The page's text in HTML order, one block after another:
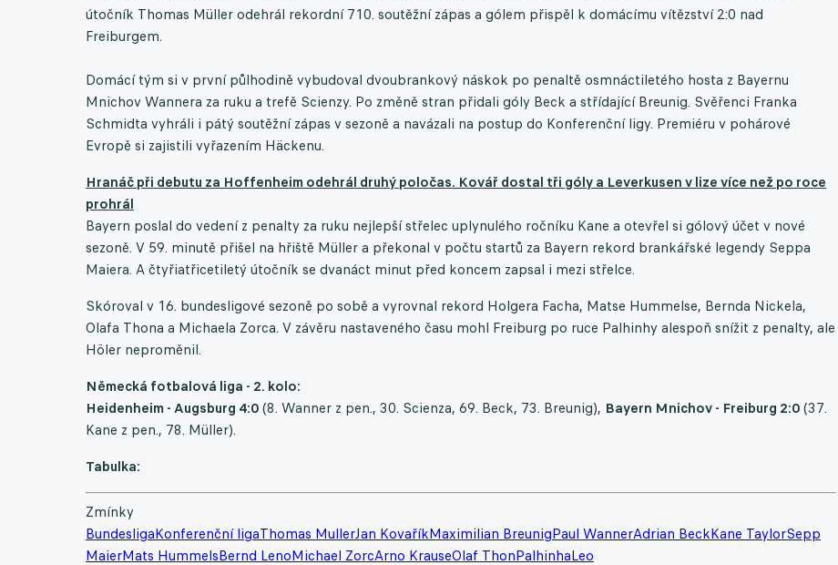
útočník Thomas Müller odehrál rekordní 710. soutěžní zápas a gólem přispěl k domácímu vítězství 2:0 nad
Freiburgem.
Domácí tým si v první půlhodině vybudoval dvoubrankový náskok po penaltě osmnáctiletého hosta z Bayernu
Mnichov Wannera za ruku a trefě Scienzy. Po změně stran přidali góly Beck a střídající Breunig. Svěřenci Franka
Schmidta vyhráli i pátý soutěžní zápas v sezoně a navázali na postup do Konferenční ligy. Premiéru v pohárové
Evropě si zajistili vyřazením Häckenu.
Hranáč při debutu za Hoffenheim odehrál druhý poločas. Kovář dostal tři góly a Leverkusen v lize více než po roce
prohrál
Bayern poslal do vedení z penalty za ruku nejlepší střelec uplynulého ročníku Kane a otevřel si gólový účet v nové
sezoně. V 59. minutě přišel na hřiště Müller a překonal v počtu startů za Bayern rekord brankářské legendy Seppa
Maiera. A čtyřiatřicetiletý útočník se dvanáct minut před koncem zapsal i mezi střelce.
Skóroval v 16. bundesligové sezoně po sobě a vyrovnal rekord Holgera Facha, Matse Hummelse, Bernda Nickela,
Olafa Thona a Michaela Zorca. V závěru nastaveného času mohl Freiburg po ruce Palhinhy alespoň snížit z penalty, ale
Höler neproměnil.
Německá fotbalová liga - 2. kolo:
Heidenheim - Augsburg 4:0 (8. Wanner z pen., 30. Scienza, 69. Beck, 73. Breunig), Bayern Mnichov - Freiburg 2:0 (37.
Kane z pen., 78. Müller).
Tabulka:
Zmínky
BundesligaKonferenční ligaThomas MullerJan KovaříkMaximilian BreunigPaul WannerAdrian BeckKane TaylorSepp
MaierMats HummelsBernd LenoMichael ZorcArno KrauseOlaf ThonPalhinhaLeo